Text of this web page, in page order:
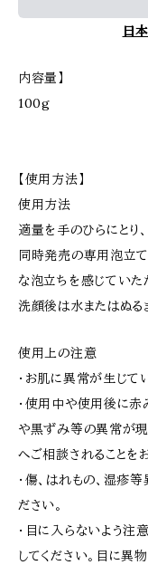
日
内容量】
100g
【使用方法】
使用方法
適量を手のひらにとり
同時発売の専用泡立
な泡立ちを感じていた
洗顔後は水またはぬる
使用上の注意
・お肌に異常が生じて
・使用中や使用後に赤
や黒ずみ等の異常が
へご相談されることを
・傷、はれもの、湿疹
ださい。
・目に入らないよう注
してください。目に異